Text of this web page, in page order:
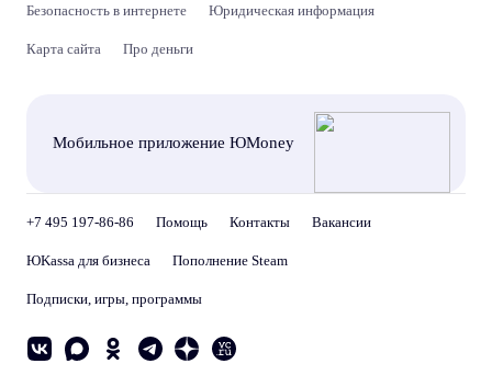
Безопасность в интернете Юридическая информация
Карта сайта Про деньги
Мобильное приложение ЮMoney
+7 495 197-86-86 Помощь Контакты Вакансии
ЮKassa для бизнеса Пополнение Steam
Подписки, игры, программы